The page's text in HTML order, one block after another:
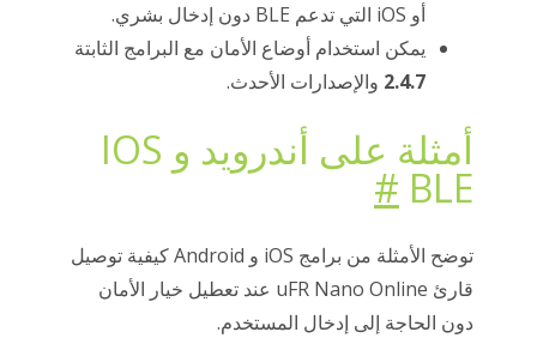
أو iOS التي تدعم BLE دون إدخال بشري.
يمكن استخدام أوضاع الأمان مع البرامج الثابتة
2.4.7 والإصدارات الأحدث.
أمثلة على أندرويد و IOS
BLE
#
توضح الأمثلة من برامج iOS و Android كيفية توصيل
قارئ uFR Nano Online عند تعطيل خيار الأمان
دون الحاجة إلى إدخال المستخدم.